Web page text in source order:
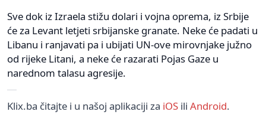
Sve dok iz Izraela stižu dolari i vojna oprema, iz Srbije
će za Levant letjeti srbijanske granate. Neke će padati u
Libanu i ranjavati pa i ubijati UN-ove mirovnjake južno
od rijeke Litani, a neke će razarati Pojas Gaze u
narednom talasu agresije.
Klix.ba čitajte i u našoj aplikaciji za iOS ili Android.